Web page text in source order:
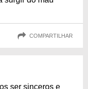
COMPARTILHAR
ser sinceros e